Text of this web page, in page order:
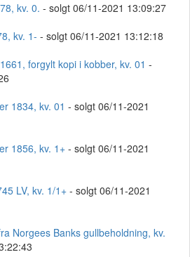
kv. 0. - solgt 06/11-2021 13:09:27
kv. 1- - solgt 06/11-2021 13:12:18
forgylt kopi i kobber, kv. 01 -
1834, kv. 01 - solgt 06/11-2021
1856, kv. 1+ - solgt 06/11-2021
LV, kv. 1/1+ - solgt 06/11-2021
Norgees Banks gullbeholdning, kv.